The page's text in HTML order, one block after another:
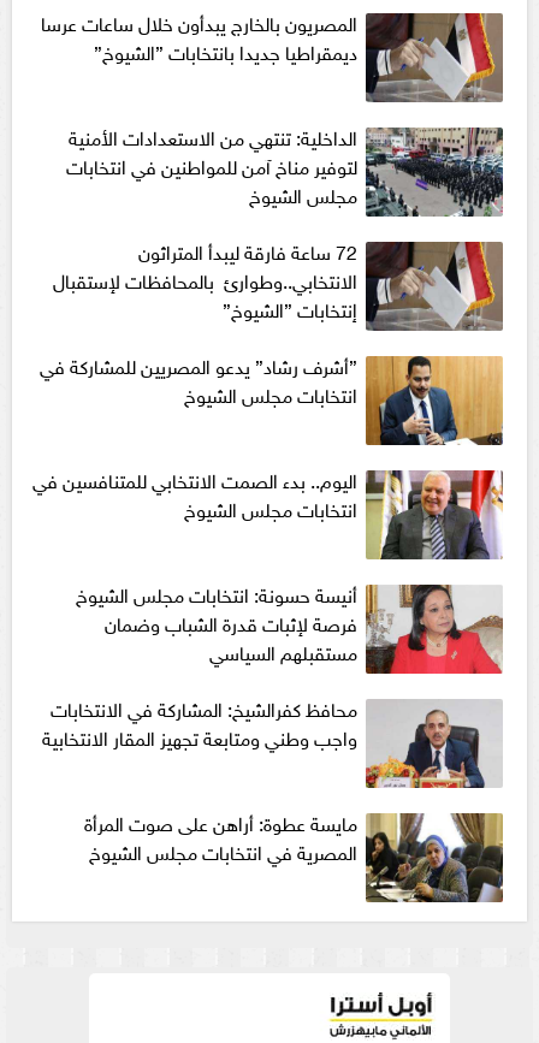
المصريون بالخارج يبدأون خلال ساعات عرسا
ديمقراطيا جديدا بانتخابات ”الشيوخ”
الداخلية: تنتهي من الاستعدادات الأمنية
لتوفير مناخ آمن للمواطنين في انتخابات
مجلس الشيوخ
72 ساعة فارقة ليبدأ المتراثون
الانتخابي..وطوارئ بالمحافظات لإستقبال
إنتخابات ”الشيوخ”
”أشرف رشاد” يدعو المصريين للمشاركة في
انتخابات مجلس الشيوخ
اليوم.. بدء الصمت الانتخابي للمتنافسين في
انتخابات مجلس الشيوخ
أنيسة حسونة: انتخابات مجلس الشيوخ
فرصة لإثبات قدرة الشباب وضمان
مستقبلهم السياسي
محافظ كفرالشيخ: المشاركة في الانتخابات
واجب وطني ومتابعة تجهيز المقار الانتخابية
مايسة عطوة: أراهن على صوت المرأة
المصرية في انتخابات مجلس الشيوخ